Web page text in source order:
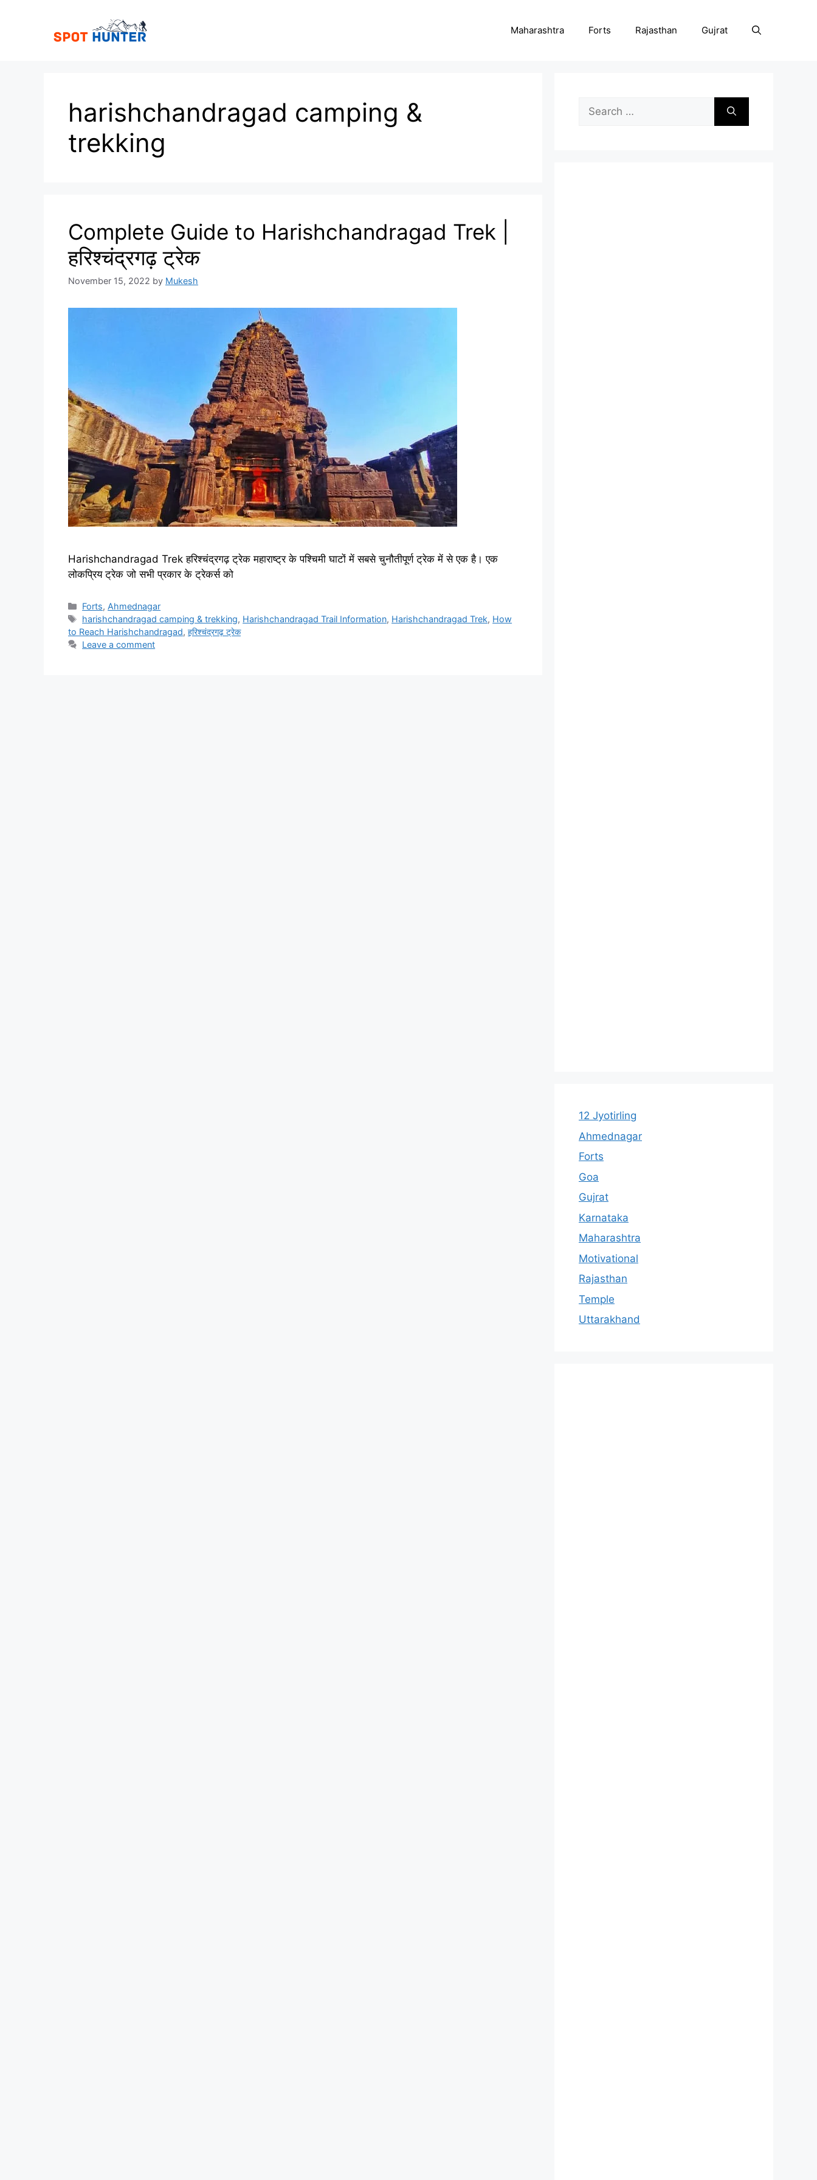
Maharashtra Forts Rajasthan Gujrat
harishchandragad camping &
trekking
Complete Guide to Harishchandragad Trek |
हरिश्चंद्रगढ़ ट्रेक
November 15, 2022 by Mukesh
Harishchandragad Trek हरिश्चंद्रगढ़ ट्रेक महाराष्ट्र के पश्चिमी घाटों में सबसे चुनौतीपूर्ण ट्रेक में से एक है। एक
लोकप्रिय ट्रेक जो सभी प्रकार के ट्रेकर्स को
Categories
Forts, Ahmednagar
Tags
harishchandragad camping & trekking, Harishchandragad Trail Information, Harishchandragad Trek, How
to Reach Harishchandragad, हरिश्चंद्रगढ़ ट्रेक
Leave a comment
Search
for:
12 Jyotirling
Ahmednagar
Forts
Goa
Gujrat
Karnataka
Maharashtra
Motivational
Rajasthan
Temple
Uttarakhand